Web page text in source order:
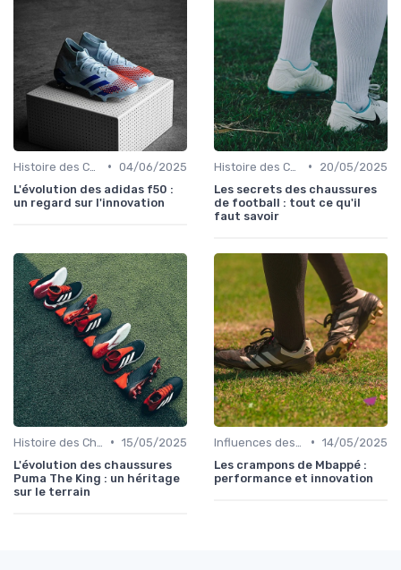
• 04/06/2025
L'évolution des adidas f50 :
un regard sur l'innovation
•
20/05/2025
Les secrets des chaussures
de football : tout ce qu'il
faut savoir
• 15/05/2025
L'évolution des chaussures
Puma The King : un héritage
sur le terrain
• 14/05/2025
Les crampons de Mbappé :
performance et innovation